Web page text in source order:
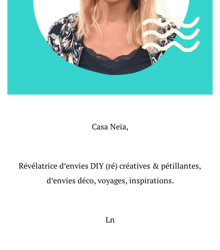
Casa Neïa,
Révélatrice d’envies DIY (ré) créatives & pétillantes,
d’envies déco, voyages, inspirations.
Ln